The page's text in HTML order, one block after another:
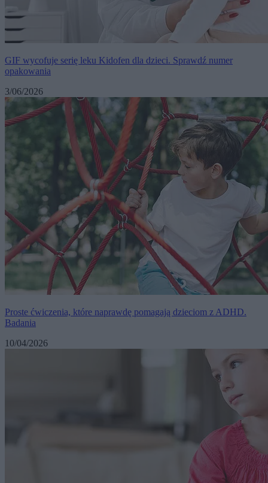
GIF wycofuje serię leku Kidofen dla dzieci. Sprawdź numer
opakowania
3/06/2026
Proste ćwiczenia, które naprawdę pomagają dzieciom z ADHD.
Badania
10/04/2026